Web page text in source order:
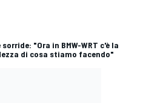
sorride: "Ora in BMW-WRT c'è la
di cosa stiamo facendo"